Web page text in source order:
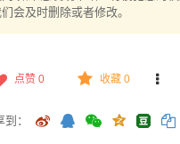
会及时删除或者修改。
点赞 0 收藏 0
：